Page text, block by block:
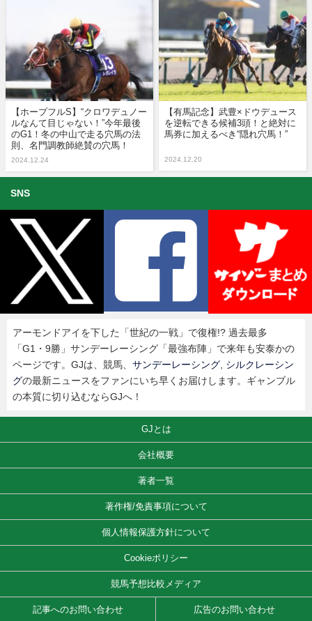
【ホープフルS】“クロワデュノー
ルなんて目じゃない！”今年最後
のG1！冬の中山で走る穴馬の法
則、名門調教師絶賛の穴馬！
2024.12.24
【有馬記念】武豊×ドウデュース
を逆転できる候補3頭！と絶対に
馬券に加えるべき“隠れ穴馬！”
2024.12.20
SNS
アーモンドアイを下した「世紀の一戦」で復権!? 過去最多
「G1・9勝」サンデーレーシング「最強布陣」で来年も安泰かの
ページです。GJは、競馬、 サンデーレーシング, シルクレーシン
グの最新ニュースをファンにいち早くお届けします。ギャンブル
の本質に切り込むならGJへ！
GJとは
会社概要
著者一覧
著作権/免責事項について
個人情報保護方針について
Cookieポリシー
競馬予想比較メディア
記事へのお問い合わせ 広告のお問い合わせ